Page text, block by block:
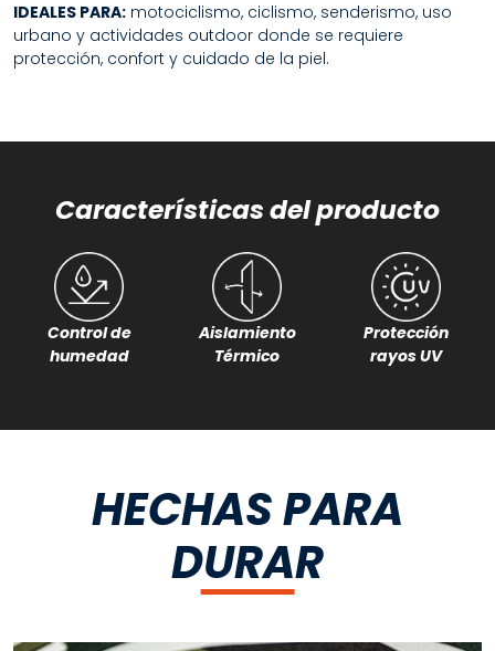
IDEALES PARA: motociclismo, ciclismo, senderismo, uso
urbano y actividades outdoor donde se requiere
protección, confort y cuidado de la piel.
Características del producto
Control de
humedad
Aislamiento
Térmico
Protección
rayos UV
HECHAS PARA
DURAR